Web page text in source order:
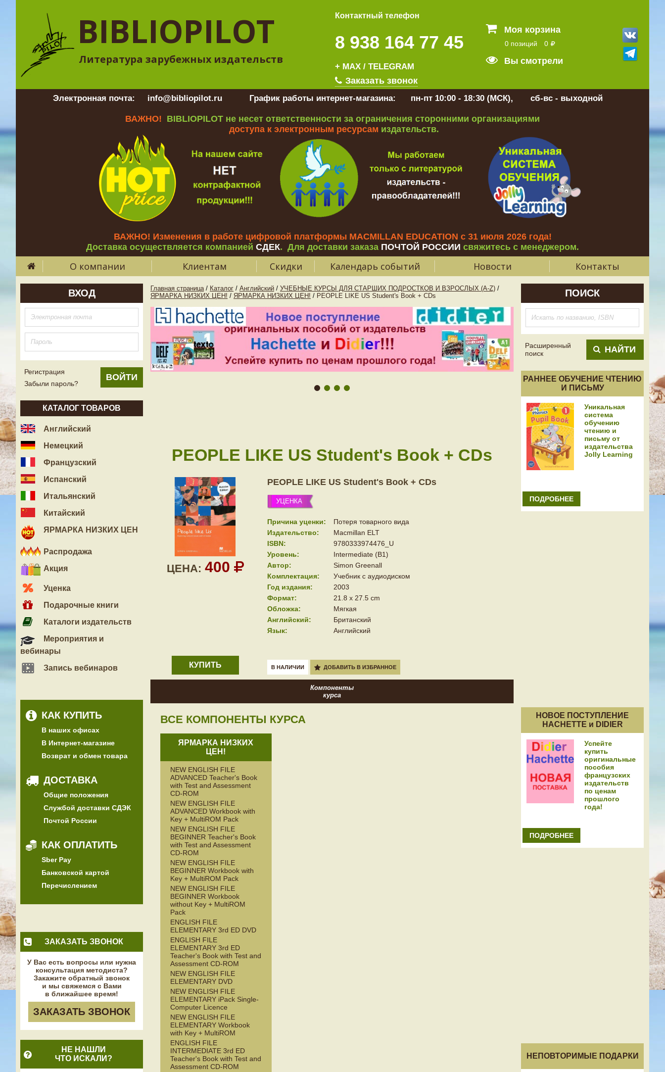
BIBLIOPILOT
Литература зарубежных издательств
Контактный телефон
8 938 164 77 45
+ MAX / TELEGRAM
Заказать звонок
Моя корзина
0 позиций 0
Вы смотрели
Электронная почта: info@bibliopilot.ru График работы интернет-магазина: пн-пт 10:00 - 18:30 (МСК), сб-вс - выходной
ВАЖНО! BIBLIOPILOT не несет ответственности за ограничения сторонними организациями
доступа к электронным ресурсам издательств.
ВАЖНО! Изменения в работе цифровой платформы MACMILLAN EDUCATION с 31 июля 2026 года!
Доставка осуществляется компанией СДЕК. Для доставки заказа ПОЧТОЙ РОССИИ свяжитесь с менеджером.
О компании Клиентам Скидки Календарь событий Новости Контакты
ВХОД
Регистрация
Забыли пароль?
КАТАЛОГ ТОВАРОВ
Английский
Немецкий
Французский
Испанский
Итальянский
Китайский
ЯРМАРКА НИЗКИХ ЦЕН
Распродажа
Акция
Уценка
Подарочные книги
Каталоги издательств
Мероприятия и
вебинары
Запись вебинаров
КАК КУПИТЬ
В наших офисах
В Интернет-магазине
Возврат и обмен товара
ДОСТАВКА
Общие положения
Службой доставки СДЭК
Почтой России
КАК ОПЛАТИТЬ
Sber Pay
Банковской картой
Перечислением
ЗАКАЗАТЬ ЗВОНОК
У Вас есть вопросы или нужна
консультация методиста?
Закажите обратный звонок
и мы свяжемся с Вами
в ближайшее время!
ЗАКАЗАТЬ ЗВОНОК
НЕ НАШЛИ
ЧТО ИСКАЛИ?
Главная страница / Каталог / Английский / УЧЕБНЫЕ КУРСЫ ДЛЯ СТАРШИХ ПОДРОСТКОВ И ВЗРОСЛЫХ (A-Z) /
ЯРМАРКА НИЗКИХ ЦЕН! / ЯРМАРКА НИЗКИХ ЦЕН! / PEOPLE LIKE US Student's Book + CDs
PEOPLE LIKE US Student's Book + CDs
ЦЕНА: 400
PEOPLE LIKE US Student's Book + CDs
УЦЕНКА
Причина уценки:
Потеря товарного вида
Издательство:
Macmillan ELT
ISBN:
9780333974476_U
Уровень:
Intermediate (B1)
Автор:
Simon Greenall
Комплектация:
Учебник с аудиодиском
Год издания:
2003
Формат:
21.8 x 27.5 cm
Обложка:
Мягкая
Английский:
Британский
Язык:
Английский
КУПИТЬ В НАЛИЧИИ ДОБАВИТЬ В ИЗБРАННОЕ
Компоненты
курса
ВСЕ КОМПОНЕНТЫ КУРСА
ЯРМАРКА НИЗКИХ
ЦЕН!
NEW ENGLISH FILE
ADVANCED Teacher's Book
with Test and Assessment
CD-ROM
NEW ENGLISH FILE
ADVANCED Workbook with
Key + MultiROM Pack
NEW ENGLISH FILE
BEGINNER Teacher's Book
with Test and Assessment
CD-ROM
NEW ENGLISH FILE
BEGINNER Workbook with
Key + MultiROM Pack
NEW ENGLISH FILE
BEGINNER Workbook
without Key + MultiROM
Pack
ENGLISH FILE
ELEMENTARY 3rd ED DVD
ENGLISH FILE
ELEMENTARY 3rd ED
Teacher's Book with Test and
Assessment CD-ROM
NEW ENGLISH FILE
ELEMENTARY DVD
NEW ENGLISH FILE
ELEMENTARY iPack Single-
Computer Licence
NEW ENGLISH FILE
ELEMENTARY Workbook
with Key + MultiROM
ENGLISH FILE
INTERMEDIATE 3rd ED
Teacher's Book with Test and
Assessment CD-ROM
ПОИСК
Расширенный
поиск
НАЙТИ
РАННЕЕ ОБУЧЕНИЕ ЧТЕНИЮ
И ПИСЬМУ
Уникальная
система
обучению
чтению и
письму от
издательства
Jolly Learning
ПОДРОБНЕЕ
НОВОЕ ПОСТУПЛЕНИЕ
HACHETTE и DIDIER
Успейте
купить
оригинальные
пособия
французских
издательств
по ценам
прошлого
года!
ПОДРОБНЕЕ
НЕПОВТОРИМЫЕ ПОДАРКИ